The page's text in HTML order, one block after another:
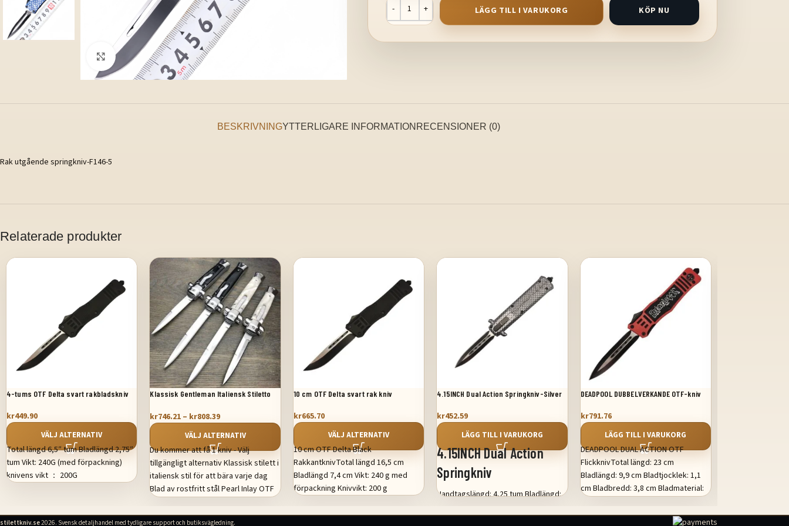
Klicka för att förstora
LÄGG TILL I VARUKORG KÖP NU
BESKRIVNINGYTTERLIGARE INFORMATION RECENSIONER (0)
Rak utgående springkniv-F146-5
Relaterade produkter
4-tums OTF Delta svart rakbladskniv
kr449.90
VÄLJ ALTERNATIV
Total längd 6,5″ tum Bladlängd 2,75″
tum Vikt: 240G (med förpackning)
knivens vikt ： 200G
Klassisk Gentleman Italiensk Stiletto
kr746.21 – kr808.39
VÄLJ ALTERNATIV
Du kommer att få 1 kniv - Välj
tillgängligt alternativ Klassisk stilett i
italiensk stil för att bära varje dag
Blad av rostfritt stål Pearl Inlay OTF
Dubbelverkande skjutsystem för
10 cm OTF Delta svart rak kniv
kr665.70
VÄLJ ALTERNATIV
10 cm OTF Delta Black
RakkantknivTotal längd 16,5 cm
Bladlängd 7,4 cm Vikt: 240 g med
förpackning Knivvikt: 200 g
4.15INCH Dual Action Springkniv-Silver
kr452.59
LÄGG TILL I VARUKORG
4.15INCH Dual Action
Springkniv
Handtagslängd: 4,25 tum Bladlängd:
DEADPOOL DUBBELVERKANDE OTF-kniv
kr791.76
LÄGG TILL I VARUKORG
DEADPOOL DUAL ACTION OTF
FlickknivTotal längd: 23 cm
Bladlängd: 9,9 cm Bladtjocklek: 1,1
cm Bladbredd: 3,8 cm Bladmaterial:
Zinklegering / Cerakote Inkluderar
stål Handtag:
stilettkniv.se2026. Svensk detaljhandel med tydligare support och butiksvägledning.